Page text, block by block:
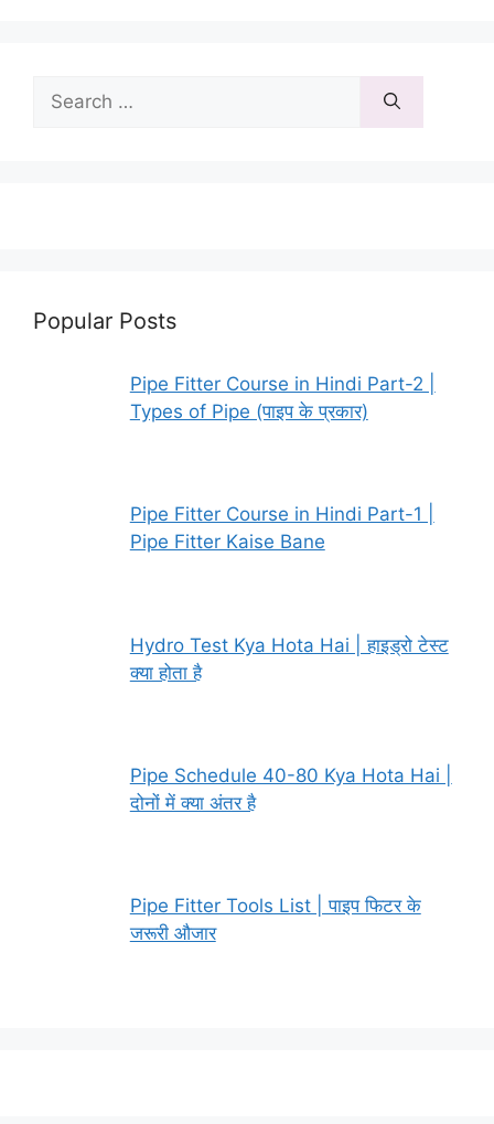
Search
for:
Popular Posts
Pipe Fitter Course in Hindi Part-2 |
Types of Pipe (पाइप के प्रकार)
Pipe Fitter Course in Hindi Part-1 |
Pipe Fitter Kaise Bane
Hydro Test Kya Hota Hai | हाइड्रो टेस्ट
क्या होता है
Pipe Schedule 40-80 Kya Hota Hai |
दोनों में क्या अंतर है
Pipe Fitter Tools List | पाइप फिटर के
जरूरी औजार